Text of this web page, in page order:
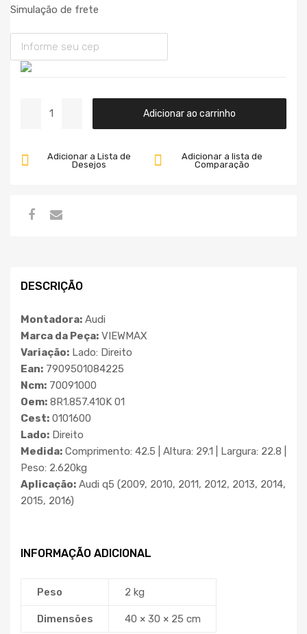
Simulação de frete
Adicionar ao carrinho
Adicionar a lista de
Comparação
Adicionar a Lista de
Desejos
DESCRIÇÃO
Montadora: Audi
Marca da Peça: VIEWMAX
Variação: Lado: Direito
Ean: 7909501084225
Ncm: 70091000
Oem: 8R1.857.410K 01
Cest: 0101600
Lado: Direito
Medida: Comprimento: 42.5 | Altura: 29.1 | Largura: 22.8 |
Peso: 2.620kg
Aplicação: Audi q5 (2009, 2010, 2011, 2012, 2013, 2014,
2015, 2016)
INFORMAÇÃO ADICIONAL
Peso 2 kg
Dimensões 40 × 30 × 25 cm